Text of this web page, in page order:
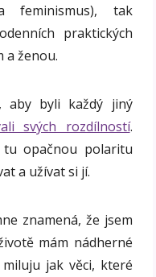
feminismus), tak
praktických
a ženou.
byli každý jiný
svých rozdílností.
opačnou polaritu
a užívat si jí.
znamená, že jsem
mám nádherné
jak věci, které